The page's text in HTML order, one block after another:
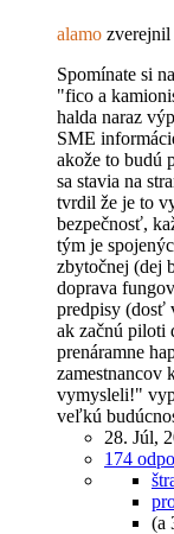
alamo zverejnil
Spomínate si
"fico a
halda naraz
SME
akože to budú
sa stavia na
tvrdil že je to
bezpečnosť,
tým je
zbytočnej (dej
doprava
predpisy (dosť
ak začnú piloti
prenáramne
zamestnancov
vymysleli!"
veľkú
28. Júl,
174
(a